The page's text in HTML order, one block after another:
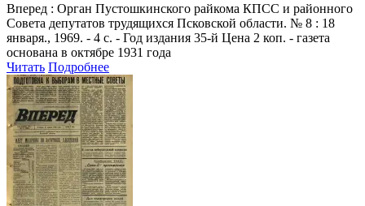
Вперед : Орган Пустошкинского райкома КПСС и районного
Совета депутатов трудящихся Псковской области. № 8 : 18
января., 1969. - 4 с. - Год издания 35-й Цена 2 коп. - газета
основана в октябре 1931 года
Читать Подробнее